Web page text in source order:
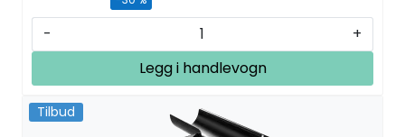
-
+
Legg i handlevogn
Tilbud